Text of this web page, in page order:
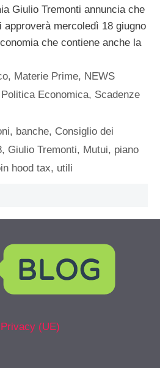
Giulio Tremonti annuncia che
mercoledì 18 giugno
che contiene anche la
, Materie Prime, NEWS
Politica Economica, Scadenze
, banche, Consiglio dei
, Giulio Tremonti, Mutui, piano
hood tax, utili
(UE)